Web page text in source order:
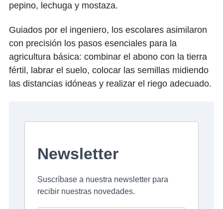
pepino, lechuga y mostaza.
Guiados por el ingeniero, los escolares asimilaron
con precisión los pasos esenciales para la
agricultura básica: combinar el abono con la tierra
fértil, labrar el suelo, colocar las semillas midiendo
las distancias idóneas y realizar el riego adecuado.